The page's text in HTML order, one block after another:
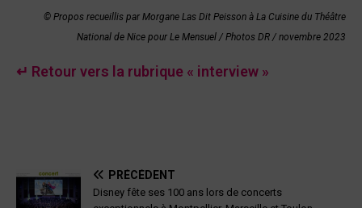
© Propos recueillis par Morgane Las Dit Peisson à La Cuisine du Théâtre
National de Nice pour Le Mensuel / Photos DR / novembre 2023
↵ Retour vers la rubrique « interview »
PRÉCÉDENT
Disney fête ses 100 ans lors de concerts